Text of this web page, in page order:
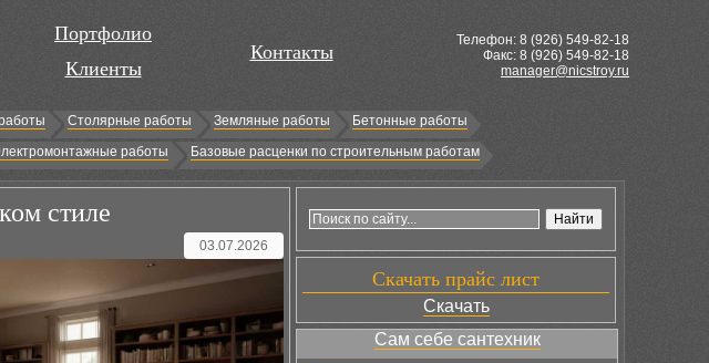
Портфолио
Клиенты
Контакты
Телефон: 8 (926) 549-82-18
Факс: 8 (926) 549-82-18
manager@nicstroy.ru
Столярные работы Земляные работы
Бетонные работы
работы Базовые расценки по строительным работам
стиле
03.07.2026
Скачать прайс лист
Скачать
Сам себе сантехник